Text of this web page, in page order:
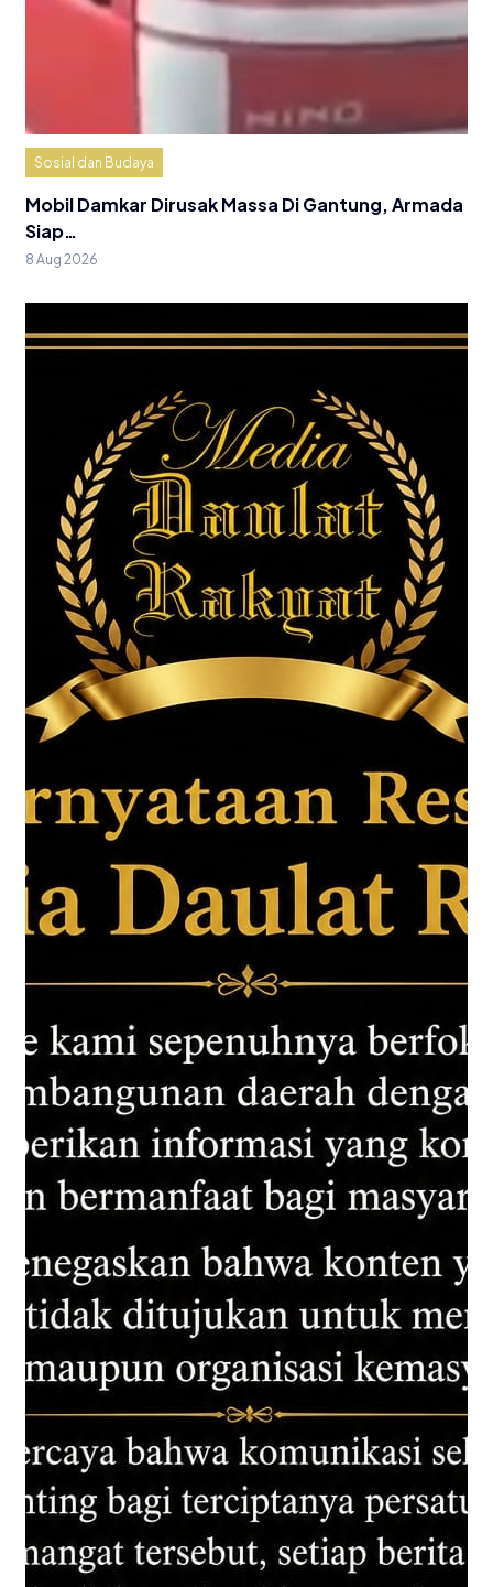
Sosial dan Budaya
Mobil Damkar Dirusak Massa Di Gantung, Armada
Siap…
8 Aug 2026